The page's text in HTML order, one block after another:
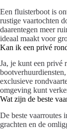
Een fluisterboot is
rustige vaartochten
daarentegen meer
ideaal maakt voor
Kan ik een privé
Ja, je kunt een privé
exclusieve
omgeving kunt
Wat zijn de beste
De beste vaarroutes
grachten en de